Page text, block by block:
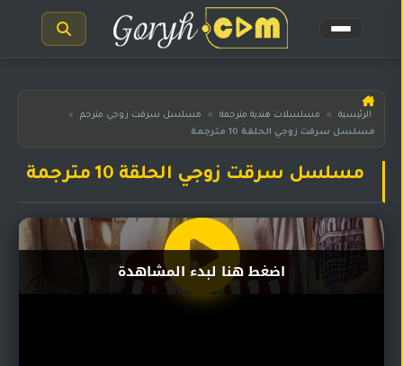
الرئيسية
مسلسلات
المترجمة
هندية
مدبلجة
الرئيسية » مسلسلات هندية مترجمة » مسلسل سرقت زوجي مترجم
»
مسلسل سرقت زوجي الحلقة 10 مترجمة
مسلسل سرقت زوجي الحلقة 10 مترجمة
اضغط هنا لبدء المشاهدة